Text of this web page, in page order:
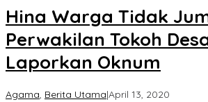
Hina Warga Tidak
Perwakilan Tokoh
Laporkan Oknum
Agama, Berita Utama|April 13, 2020